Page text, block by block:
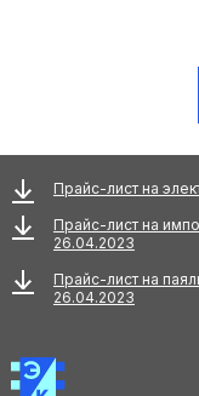
Прайс-лист на
Прайс-лист на
26.04.2023
Прайс-лист на
26.04.2023